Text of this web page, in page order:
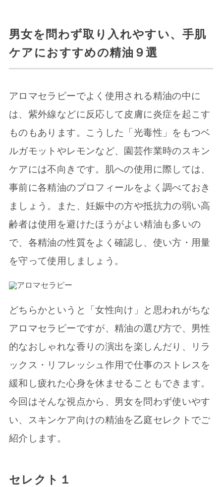
男女を問わず取り入れやすい、手肌
ケアにおすすめの精油９選
アロマセラピーでよく使用される精油の中に
は、紫外線などに反応して皮膚に炎症を起こす
ものもあります。こうした「光毒性」をもつベ
ルガモットやレモンなど、園芸作業時のスキン
ケアには不向きです。肌への使用に際しては、
事前に各精油のプロフィールをよく調べておき
ましょう。また、妊娠中の方や抵抗力の弱い高
齢者は使用を避けたほうがよい精油も多いの
で、各精油の性質をよく確認し、使い方・用量
を守って使用しましょう。
どちらかというと「女性向け」と思われがちな
アロマセラピーですが、精油の選び方で、男性
的なおしゃれな香りの演出を楽しんだり、リラ
ックス・リフレッシュ作用で仕事のストレスを
緩和し疲れた心身を休ませることもできます。
今回はそんな視点から、男女を問わず使いやす
い、スキンケア向けの精油を乙庭セレクトでご
紹介します。
セレクト１